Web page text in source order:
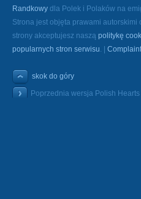
Randkowy dla Polek i Polaków na
Strona jest objęta prawami autorskimi
strony akceptujesz naszą politykę
popularnych stron serwisu. |
skok do góry
Poprzednia wersja Polish Hearts